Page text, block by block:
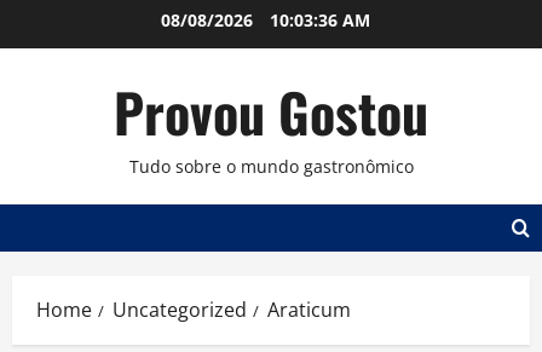
to
08/08/2026 10:03:37 AM
Provou Gostou
Tudo sobre o mundo gastronômico
Home Uncategorized Araticum